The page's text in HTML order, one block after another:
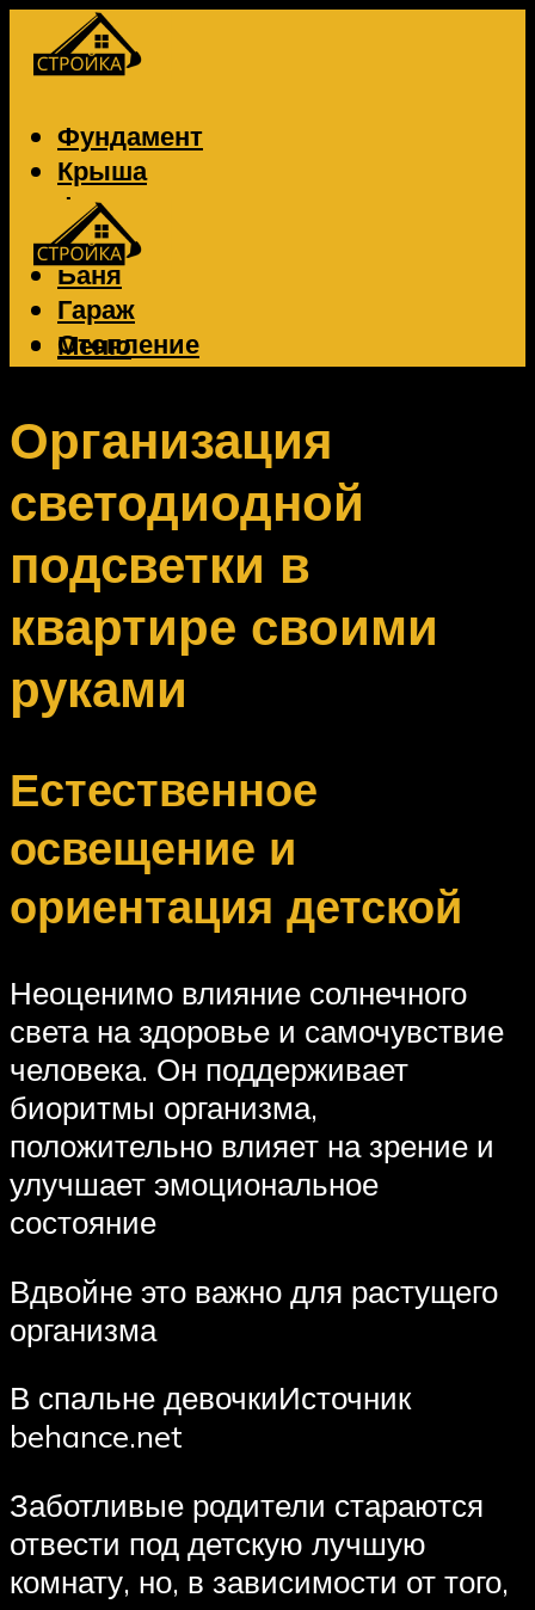
Фундамент
Крыша
Фасад
Забор
Баня
Гараж
Отопление
Вентиляция
Меню
Меню
Организация
светодиодной
подсветки в
квартире своими
руками
Естественное
освещение и
ориентация детской
Неоценимо влияние солнечного
света на здоровье и самочувствие
человека. Он поддерживает
биоритмы организма,
положительно влияет на зрение и
улучшает эмоциональное
состояние
Вдвойне это важно для растущего
организма
В спальне девочкиИсточник
behance.net
Заботливые родители стараются
отвести под детскую лучшую
комнату, но, в зависимости от того,